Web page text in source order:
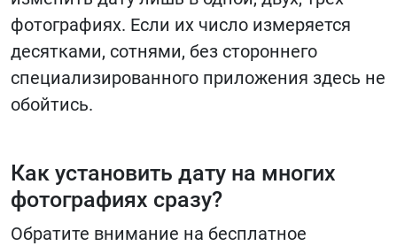
фотографиях. Если их число измеряется
десятками, сотнями, без стороннего
специализированного приложения здесь не
обойтись.
Как установить дату на многих
фотографиях сразу?
Обратите внимание на бесплатное